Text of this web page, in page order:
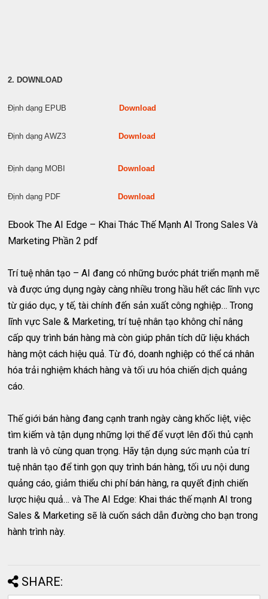
2. DOWNLOAD
Định dạng EPUBDownload
Định dạng AWZ3Download
Định dạng MOBIDownload
Định dạng PDFDownload
Ebook The AI Edge – Khai Thác Thế Mạnh AI Trong Sales Và
Marketing Phần 2 pdf
Trí tuệ nhân tạo – AI đang có những bước phát triển mạnh mẽ
và được ứng dụng ngày càng nhiều trong hầu hết các lĩnh vực
từ giáo dục, y tế, tài chính đến sản xuất công nghiệp… Trong
lĩnh vực Sale & Marketing, trí tuệ nhân tạo không chỉ nâng
cấp quy trình bán hàng mà còn giúp phân tích dữ liệu khách
hàng một cách hiệu quả. Từ đó, doanh nghiệp có thể cá nhân
hóa trải nghiệm khách hàng và tối ưu hóa chiến dịch quảng
cáo.
Thế giới bán hàng đang cạnh tranh ngày càng khốc liệt, việc
tìm kiếm và tận dụng những lợi thế để vượt lên đối thủ cạnh
tranh là vô cùng quan trọng. Hãy tận dụng sức mạnh của trí
tuệ nhân tạo để tinh gọn quy trình bán hàng, tối ưu nội dung
quảng cáo, giảm thiểu chi phí bán hàng, ra quyết định chiến
lược hiệu quả… và The AI Edge: Khai thác thế mạnh AI trong
Sales & Marketing sẽ là cuốn sách dẫn đường cho bạn trong
hành trình này.
SHARE: